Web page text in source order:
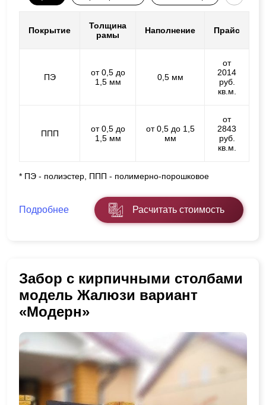
Покрытие
Толщина
рамы
Наполнение Прайс
ПЭ
от 0,5 до
1,5 мм
0,5 мм
от
2014
руб.
кв.м.
ППП
от 0,5 до
1,5 мм
от 0,5 до 1,5
мм
от
2843
руб.
кв.м.
* ПЭ - полиэстер, ППП - полимерно-порошковое
Подробнее Расчитать стоимость
Забор с кирпичными столбами
модель Жалюзи вариант
«Модерн»